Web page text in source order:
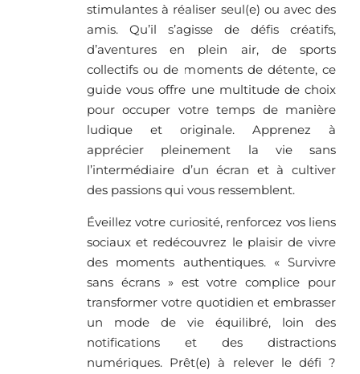
stimulantes à réaliser seul(e) ou avec des
amis. Qu’il s’agisse de défis créatifs,
d’aventures en plein air, de sports
collectifs ou de moments de détente, ce
guide vous offre une multitude de choix
pour occuper votre temps de manière
ludique et originale. Apprenez à
apprécier pleinement la vie sans
l’intermédiaire d’un écran et à cultiver
des passions qui vous ressemblent.
Éveillez votre curiosité, renforcez vos liens
sociaux et redécouvrez le plaisir de vivre
des moments authentiques. « Survivre
sans écrans » est votre complice pour
transformer votre quotidien et embrasser
un mode de vie équilibré, loin des
notifications et des distractions
numériques. Prêt(e) à relever le défi ?